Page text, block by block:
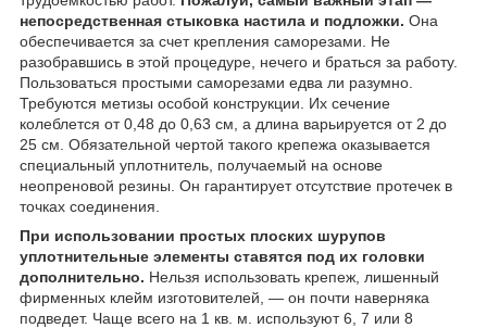
непосредственная стыковка настила и подложки. Она
обеспечивается за счет крепления саморезами. Не
разобравшись в этой процедуре, нечего и браться за работу.
Пользоваться простыми саморезами едва ли разумно.
Требуются метизы особой конструкции. Их сечение
колеблется от 0,48 до 0,63 см, а длина варьируется от 2 до
25 см. Обязательной чертой такого крепежа оказывается
специальный уплотнитель, получаемый на основе
неопреновой резины. Он гарантирует отсутствие протечек в
точках соединения.
При использовании простых плоских шурупов
уплотнительные элементы ставятся под их головки
дополнительно. Нельзя использовать крепеж, лишенный
фирменных клейм изготовителей, — он почти наверняка
подведет. Чаще всего на 1 кв. м. используют 6, 7 или 8